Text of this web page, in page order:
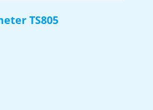
TS805